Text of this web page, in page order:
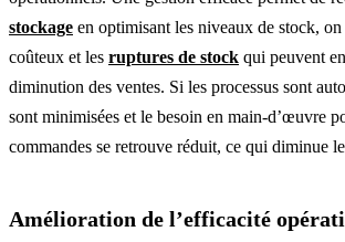
stockage en optimisant les niveaux de stock,
coûteux et les ruptures de stock qui peuvent
diminution des ventes. Si les processus sont
sont minimisées et le besoin en main-d’œuvre
commandes se retrouve réduit, ce qui diminue
Amélioration de l’efficacité